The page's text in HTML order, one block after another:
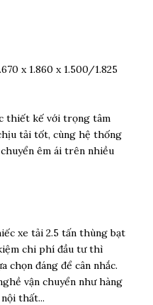
x 1.860 x 1.500/1.825
thiết kế với trọng tâm
tải tốt, cùng hệ thống
êm ái trên nhiều
xe tải 2.5 tấn thùng bạt
chi phí đầu tư thì
chọn đáng để cân nhắc.
vận chuyển như hàng
thất...